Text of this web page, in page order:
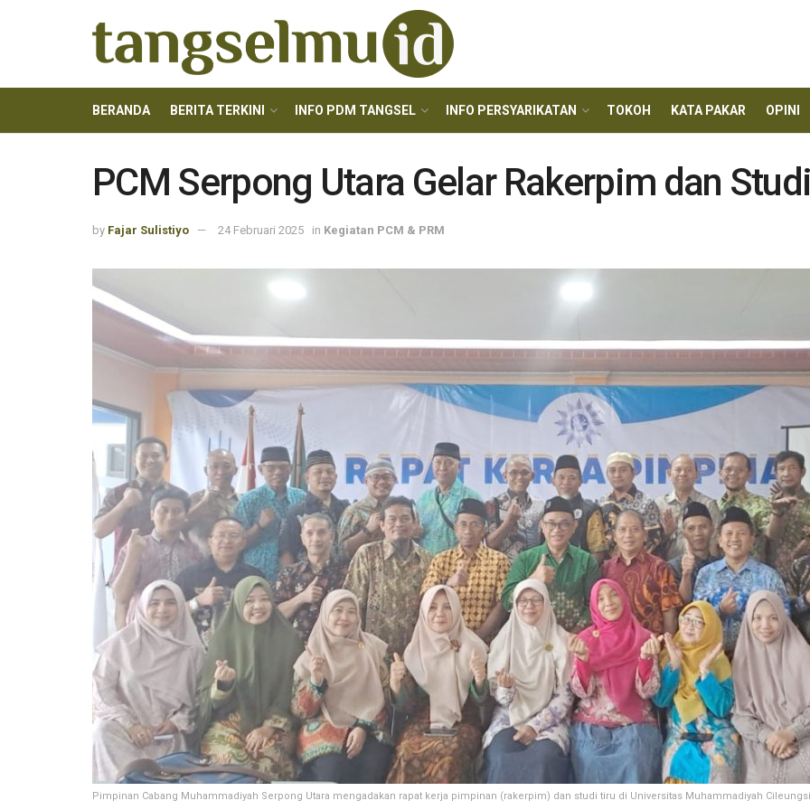
BERANDA BERITA TERKINI INFO PDM TANGSEL INFO PERSYARIKATAN TOKOH KATA PAKAR OPINI
PCM Serpong Utara Gelar Rakerpim dan
by Fajar Sulistiyo 24 Februari 2025 in Kegiatan PCM & PRM
Pimpinan Cabang Muhammadiyah Serpong Utara mengadakan rapat kerja pimpinan (rakerpim) dan studi tiru di Universitas Muhammadiyah Cileungsi